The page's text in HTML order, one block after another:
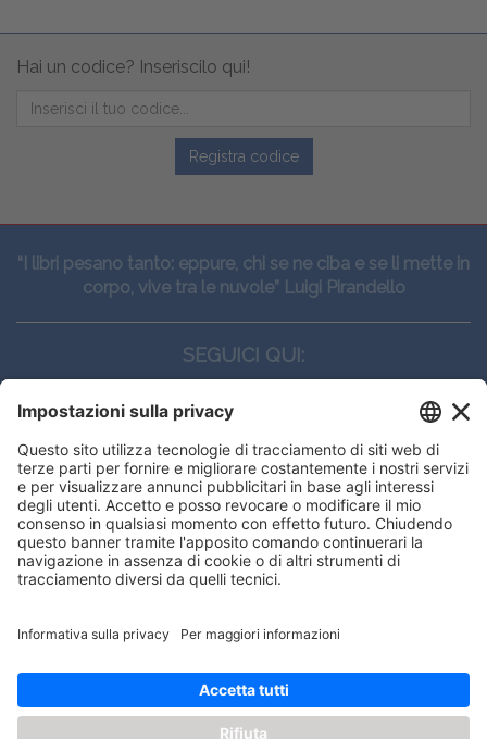
Hai un codice? Inseriscilo qui!
Registra codice
“I libri pesano tanto: eppure, chi se ne ciba e se li mette in
corpo, vive tra le nuvole” Luigi Pirandello
SEGUICI QUI:
CONTATTI
Edi.Ermes srl
Viale E. Forlanini, 21 - 20134, Milano
(+39)027021121
E-mail:eeinfo@eenet.it
ORARI
Lunedì — Giovedì: - 08:30 - 13:00 – 14:00 - 17:30
Venerdì: - 08:30 - 13:00 – 14:00 - 16:00
offrirti la migliore navigazione
OK